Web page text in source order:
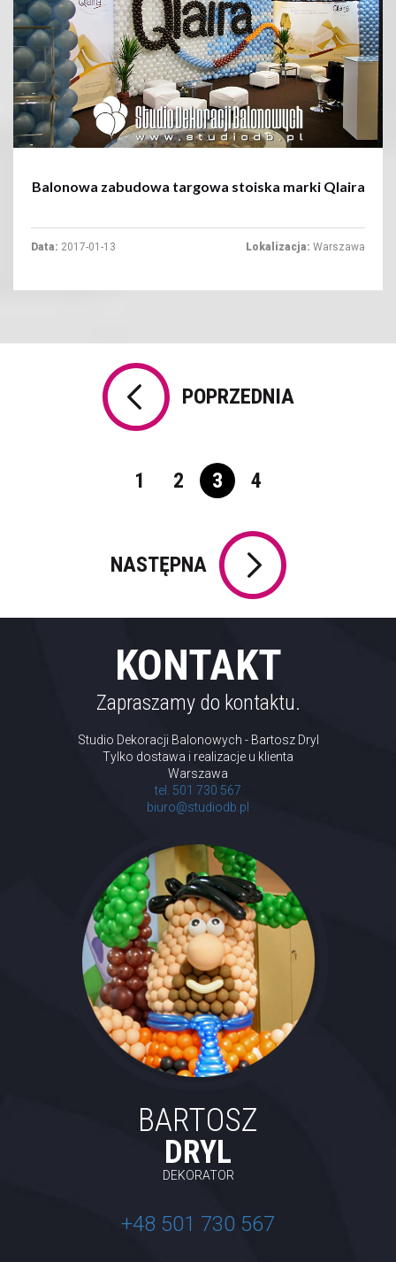
+
Balonowa zabudowa targowa stoiska marki Qlaira
Data: 2017-01-13 Lokalizacja: Warszawa
POPRZEDNIA
1 2 3 4
NASTĘPNA
KONTAKT
Zapraszamy do kontaktu.
Studio Dekoracji Balonowych - Bartosz Dryl
Tylko dostawa i realizacje u klienta
Warszawa
tel. 501 730 567
biuro@studiodb.pl
BARTOSZ
DRYL
DEKORATOR
+48 501 730 567